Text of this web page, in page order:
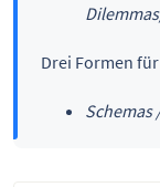
Drei Formen
Schemas